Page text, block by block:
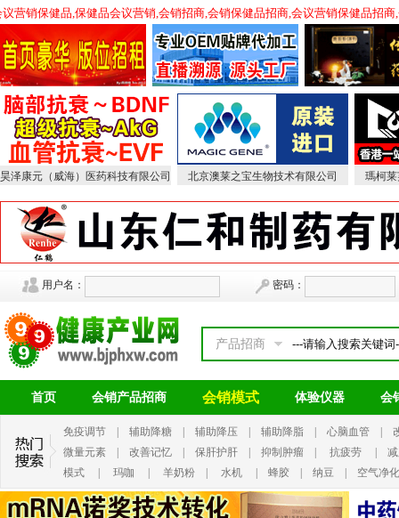
品,保健品会议营销,会销招商,会销保健品招商,会议营销保健品招商,会
昊泽康元（威海）医药科技有限公司 北京澳莱之宝生物技术有限公司 瑪柯
用户名： 密码：
产品招商
首页 会销产品招商 会销模式 体验仪器 会
免疫调节 辅助降糖 辅助降压 辅助降脂 心脑血管
微量元素
改善记忆 保肝护肝 抑制肿瘤 抗疲劳
模式
玛咖 羊奶粉 水机 蜂胶 纳豆 空气净